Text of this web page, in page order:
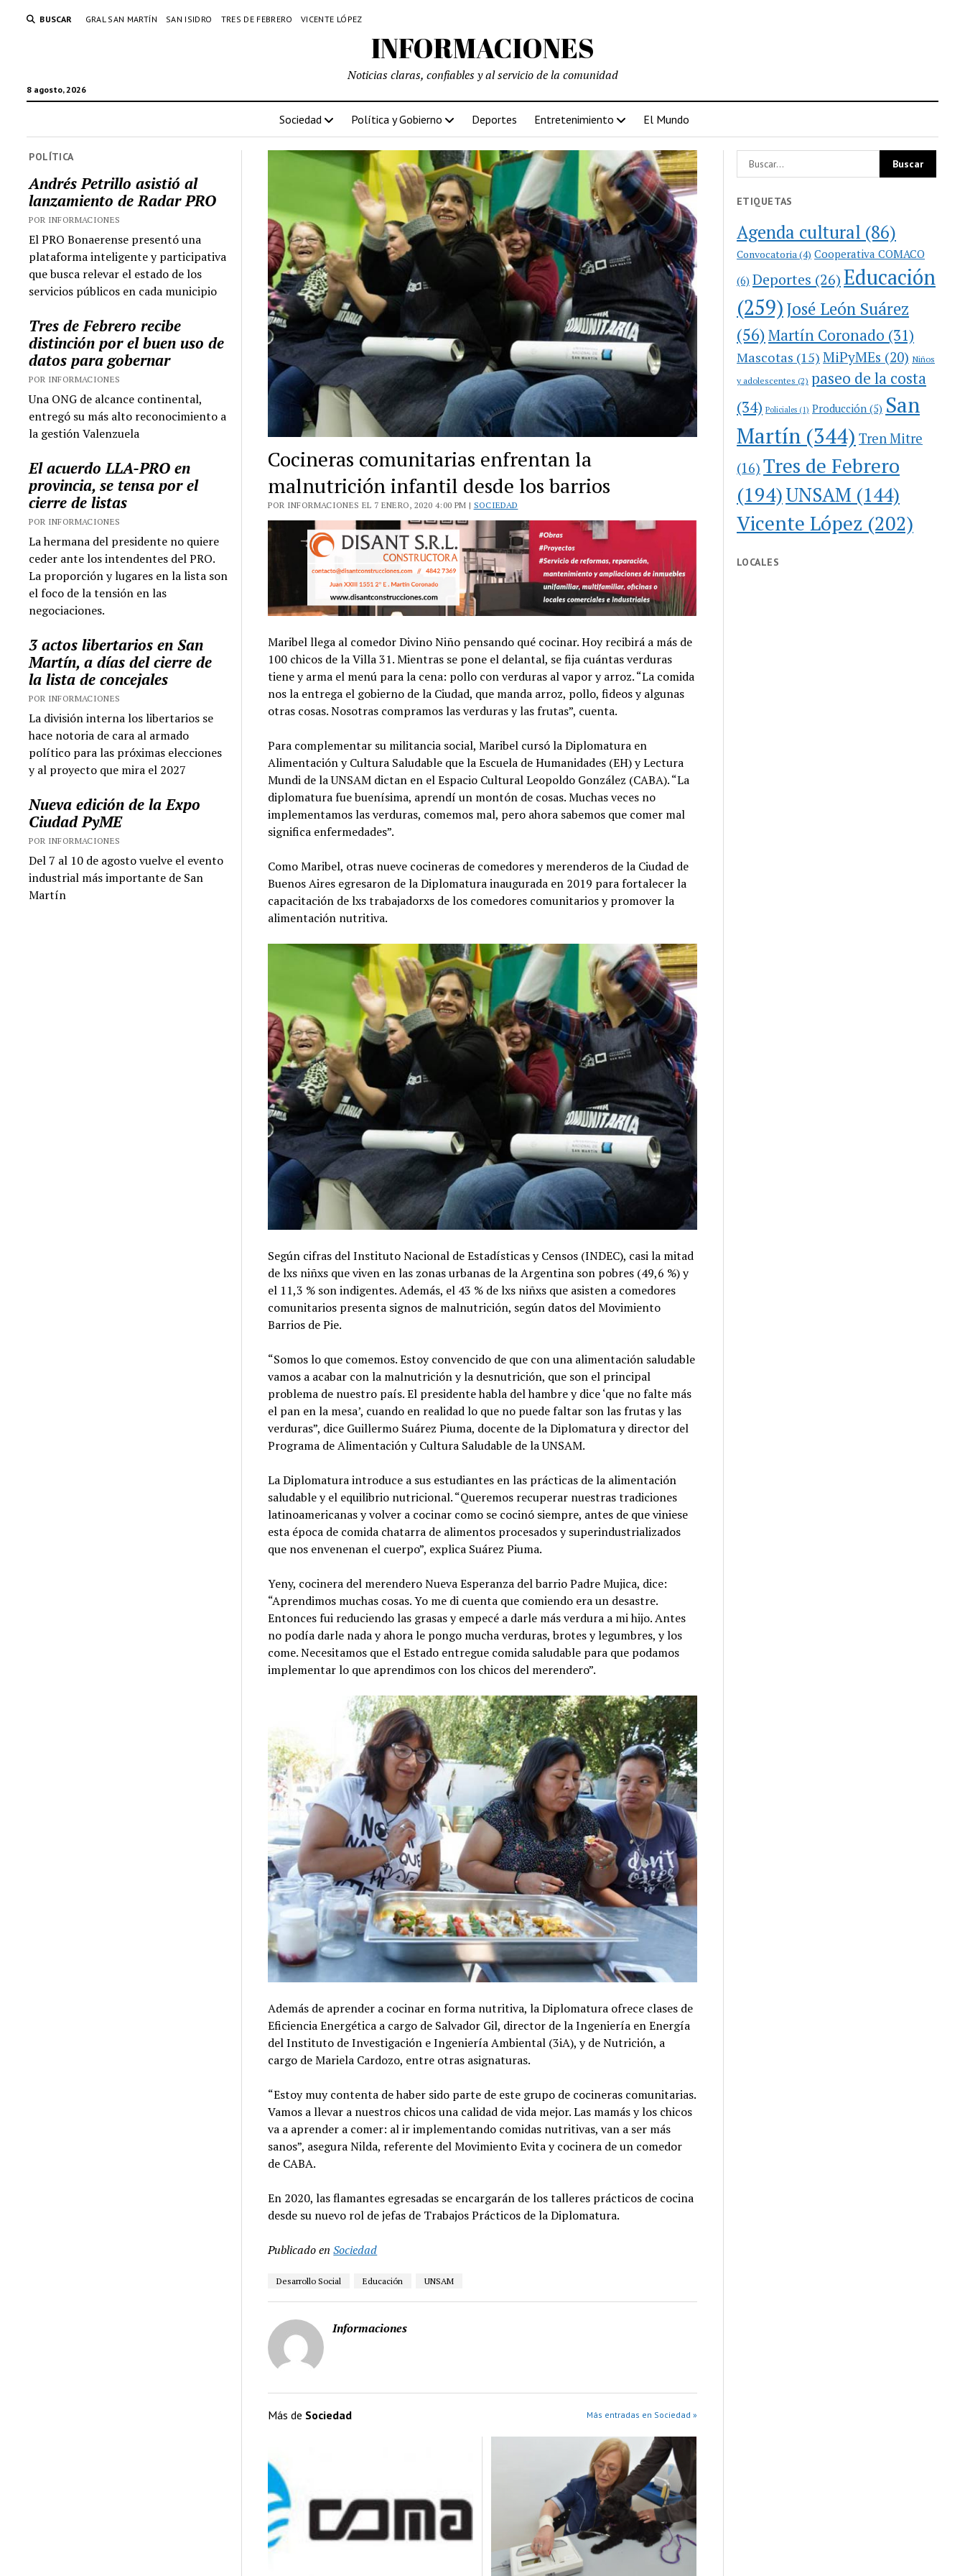
BUSCAR GRAL SAN MARTÍN SAN ISIDRO TRES DE FEBRERO VICENTE LÓPEZ
INFORMACIONES
8 agosto, 2026
Noticias claras, confiables y al servicio de la comunidad
Sociedad Política y Gobierno Deportes Entretenimiento El Mundo
POLÍTICA
Andrés Petrillo asistió al
lanzamiento de Radar PRO
POR INFORMACIONES
El PRO Bonaerense presentó una
plataforma inteligente y participativa
que busca relevar el estado de los
servicios públicos en cada municipio
Tres de Febrero recibe
distinción por el buen uso de
datos para gobernar
POR INFORMACIONES
Una ONG de alcance continental,
entregó su más alto reconocimiento a
la gestión Valenzuela
El acuerdo LLA-PRO en
provincia, se tensa por el
cierre de listas
POR INFORMACIONES
La hermana del presidente no quiere
ceder ante los intendentes del PRO.
La proporción y lugares en la lista son
el foco de la tensión en las
negociaciones.
3 actos libertarios en San
Martín, a días del cierre de
la lista de concejales
POR INFORMACIONES
La división interna los libertarios se
hace notoria de cara al armado
político para las próximas elecciones
y al proyecto que mira el 2027
Nueva edición de la Expo
Ciudad PyME
POR INFORMACIONES
Del 7 al 10 de agosto vuelve el evento
industrial más importante de San
Martín
Cocineras comunitarias enfrentan la
malnutrición infantil desde los barrios
POR INFORMACIONES EL 7 ENERO, 2020 4:00 PM | SOCIEDAD
Maribel llega al comedor Divino Niño pensando qué cocinar. Hoy recibirá a más de
100 chicos de la Villa 31. Mientras se pone el delantal, se fija cuántas verduras
tiene y arma el menú para la cena: pollo con verduras al vapor y arroz. “La comida
nos la entrega el gobierno de la Ciudad, que manda arroz, pollo, fideos y algunas
otras cosas. Nosotras compramos las verduras y las frutas”, cuenta.
Para complementar su militancia social, Maribel cursó la Diplomatura en
Alimentación y Cultura Saludable que la Escuela de Humanidades (EH) y Lectura
Mundi de la UNSAM dictan en el Espacio Cultural Leopoldo González (CABA). “La
diplomatura fue buenísima, aprendí un montón de cosas. Muchas veces no
implementamos las verduras, comemos mal, pero ahora sabemos que comer mal
significa enfermedades”.
Como Maribel, otras nueve cocineras de comedores y merenderos de la Ciudad de
Buenos Aires egresaron de la Diplomatura inaugurada en 2019 para fortalecer la
capacitación de lxs trabajadorxs de los comedores comunitarios y promover la
alimentación nutritiva.
Según cifras del Instituto Nacional de Estadísticas y Censos (INDEC), casi la mitad
de lxs niñxs que viven en las zonas urbanas de la Argentina son pobres (49,6 %) y
el 11,3 % son indigentes. Además, el 43 % de lxs niñxs que asisten a comedores
comunitarios presenta signos de malnutrición, según datos del Movimiento
Barrios de Pie.
“Somos lo que comemos. Estoy convencido de que con una alimentación saludable
vamos a acabar con la malnutrición y la desnutrición, que son el principal
problema de nuestro país. El presidente habla del hambre y dice ‘que no falte más
el pan en la mesa’, cuando en realidad lo que no puede faltar son las frutas y las
verduras”, dice Guillermo Suárez Piuma, docente de la Diplomatura y director del
Programa de Alimentación y Cultura Saludable de la UNSAM.
La Diplomatura introduce a sus estudiantes en las prácticas de la alimentación
saludable y el equilibrio nutricional. “Queremos recuperar nuestras tradiciones
latinoamericanas y volver a cocinar como se cocinó siempre, antes de que viniese
esta época de comida chatarra de alimentos procesados y superindustrializados
que nos envenenan el cuerpo”, explica Suárez Piuma.
Yeny, cocinera del merendero Nueva Esperanza del barrio Padre Mujica, dice:
“Aprendimos muchas cosas. Yo me di cuenta que comiendo era un desastre.
Entonces fui reduciendo las grasas y empecé a darle más verdura a mi hijo. Antes
no podía darle nada y ahora le pongo mucha verduras, brotes y legumbres, y los
come. Necesitamos que el Estado entregue comida saludable para que podamos
implementar lo que aprendimos con los chicos del merendero”.
Además de aprender a cocinar en forma nutritiva, la Diplomatura ofrece clases de
Eficiencia Energética a cargo de Salvador Gil, director de la Ingeniería en Energía
del Instituto de Investigación e Ingeniería Ambiental (3iA), y de Nutrición, a
cargo de Mariela Cardozo, entre otras asignaturas.
“Estoy muy contenta de haber sido parte de este grupo de cocineras comunitarias.
Vamos a llevar a nuestros chicos una calidad de vida mejor. Las mamás y los chicos
va a aprender a comer: al ir implementando comidas nutritivas, van a ser más
sanos”, asegura Nilda, referente del Movimiento Evita y cocinera de un comedor
de CABA.
En 2020, las flamantes egresadas se encargarán de los talleres prácticos de cocina
desde su nuevo rol de jefas de Trabajos Prácticos de la Diplomatura.
Publicado en Sociedad
Desarrollo Social Educación UNSAM
Informaciones
Más de Sociedad Más entradas en Sociedad »
ETIQUETAS
Agenda cultural (86)
Convocatoria (4) Cooperativa COMACO
(6) Deportes (26)Educación
(259)José León Suárez
(56)Martín Coronado (31)
Mascotas (15) MiPyMEs (20) Niños
y adolescentes (2) paseo de la costa
(34) Policiales (1) Producción (5) San
Martín (344) Tren Mitre
(16) Tres de Febrero
(194)UNSAM (144)
Vicente López (202)
LOCALES